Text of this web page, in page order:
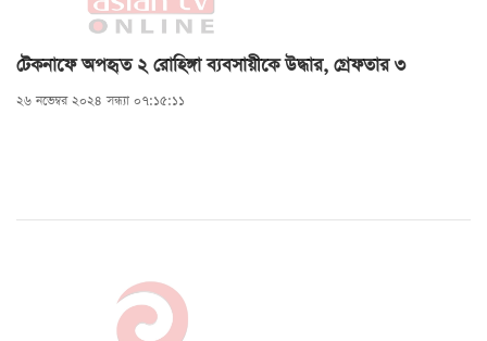
টেকনাফে অপহৃত ২ রোহিঙ্গা ব্যবসায়ীকে উদ্ধার, গ্রেফতার ৩
২৬ নভেম্বর ২০২৪ সন্ধ্যা ০৭:১৫:১১